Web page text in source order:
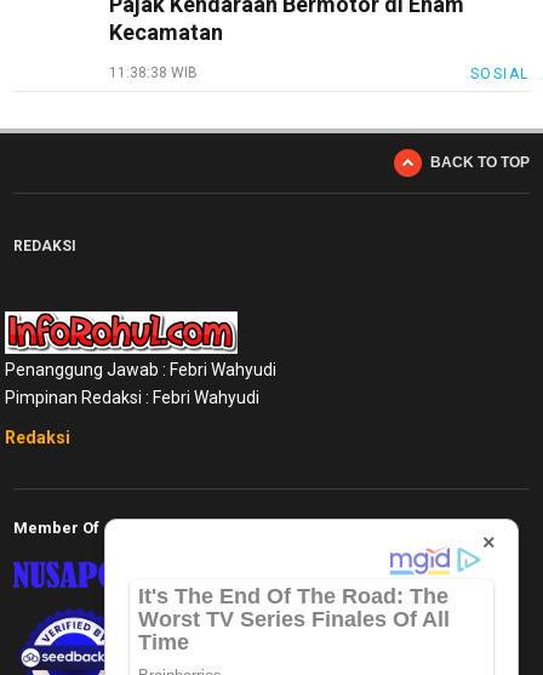
Kecamatan
11:38:38 WIB SOSIAL
BACK TO TOP
REDAKSI
Penanggung Jawab : Febri Wahyudi
Pimpinan Redaksi : Febri Wahyudi
Redaksi
Member Of
×